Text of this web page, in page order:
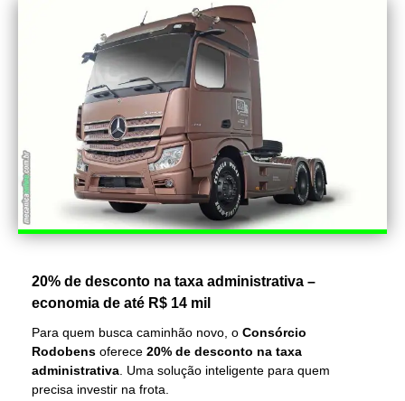
20% de desconto na taxa administrativa –
economia de até R$ 14 mil
Para quem busca caminhão novo, o Consórcio
Rodobens oferece 20% de desconto na taxa
administrativa . Uma solução inteligente para quem
precisa investir na frota.